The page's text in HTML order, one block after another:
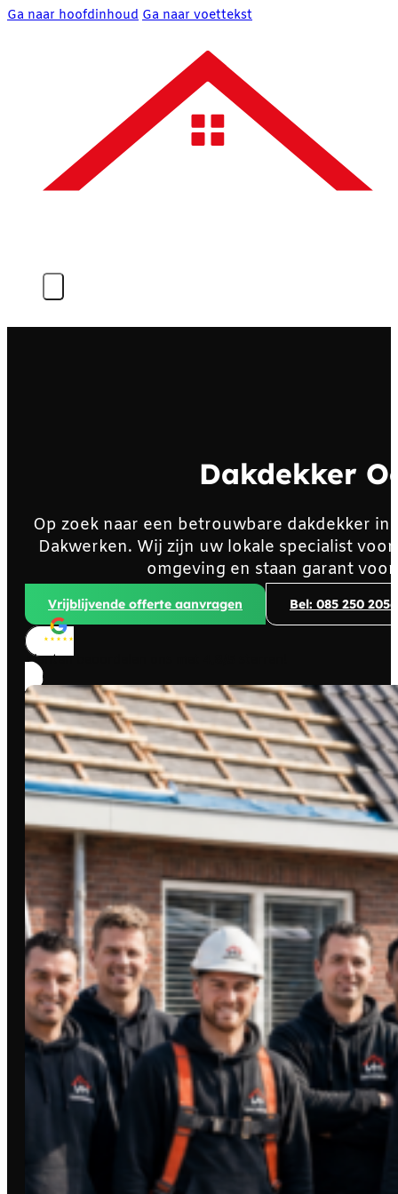
Ga naar hoofdinhoud Ga naar voettekst
Dakdekker
Op zoek naar een betrouwbare dakdekker
Dakwerken. Wij zijn uw lokale specialist
omgeving en staan garant
Vrijblijvende offerte aanvragen Bel: 085 250 2056
Klanten beoordelen ons met